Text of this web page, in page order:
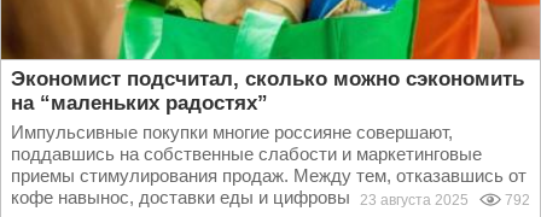
Экономист подсчитал, сколько можно сэкономить
на “маленьких радостях”
Импульсивные покупки многие россияне совершают,
поддавшись на собственные слабости и маркетинговые
приемы стимулирования продаж. Между тем, отказавшись от
кофе навынос, доставки еды и цифровых подписок, можно...
23 августа 2025 792